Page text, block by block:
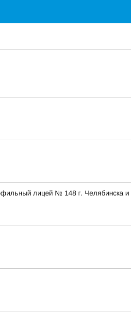
лицей № 148 г. Челябинска и